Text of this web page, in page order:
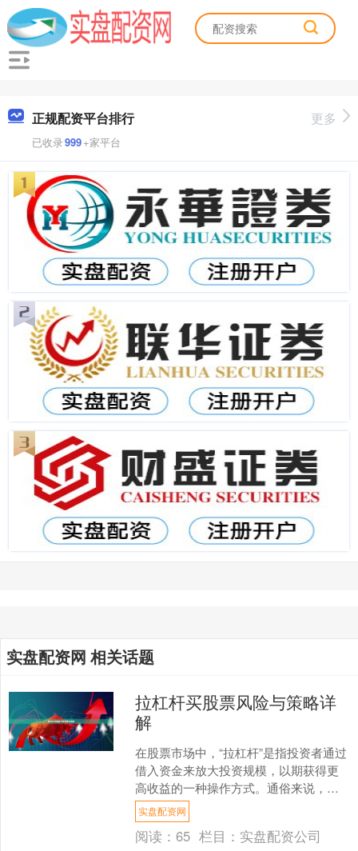
正规配资平台排行
已收录999+家平台
更多
实盘配资网 相关话题
拉杠杆买股票风险与策略详
解
在股票市场中，“拉杠杆”是指投资者通过
借入资金来放大投资规模，以期获得更
高收益的一种操作方式。通俗来说，就
是用较少的本金撬动更大的资金进行交
易。虽然杠杆能放大收....
实盘配资网
阅读：65 栏目： 实盘配资公司